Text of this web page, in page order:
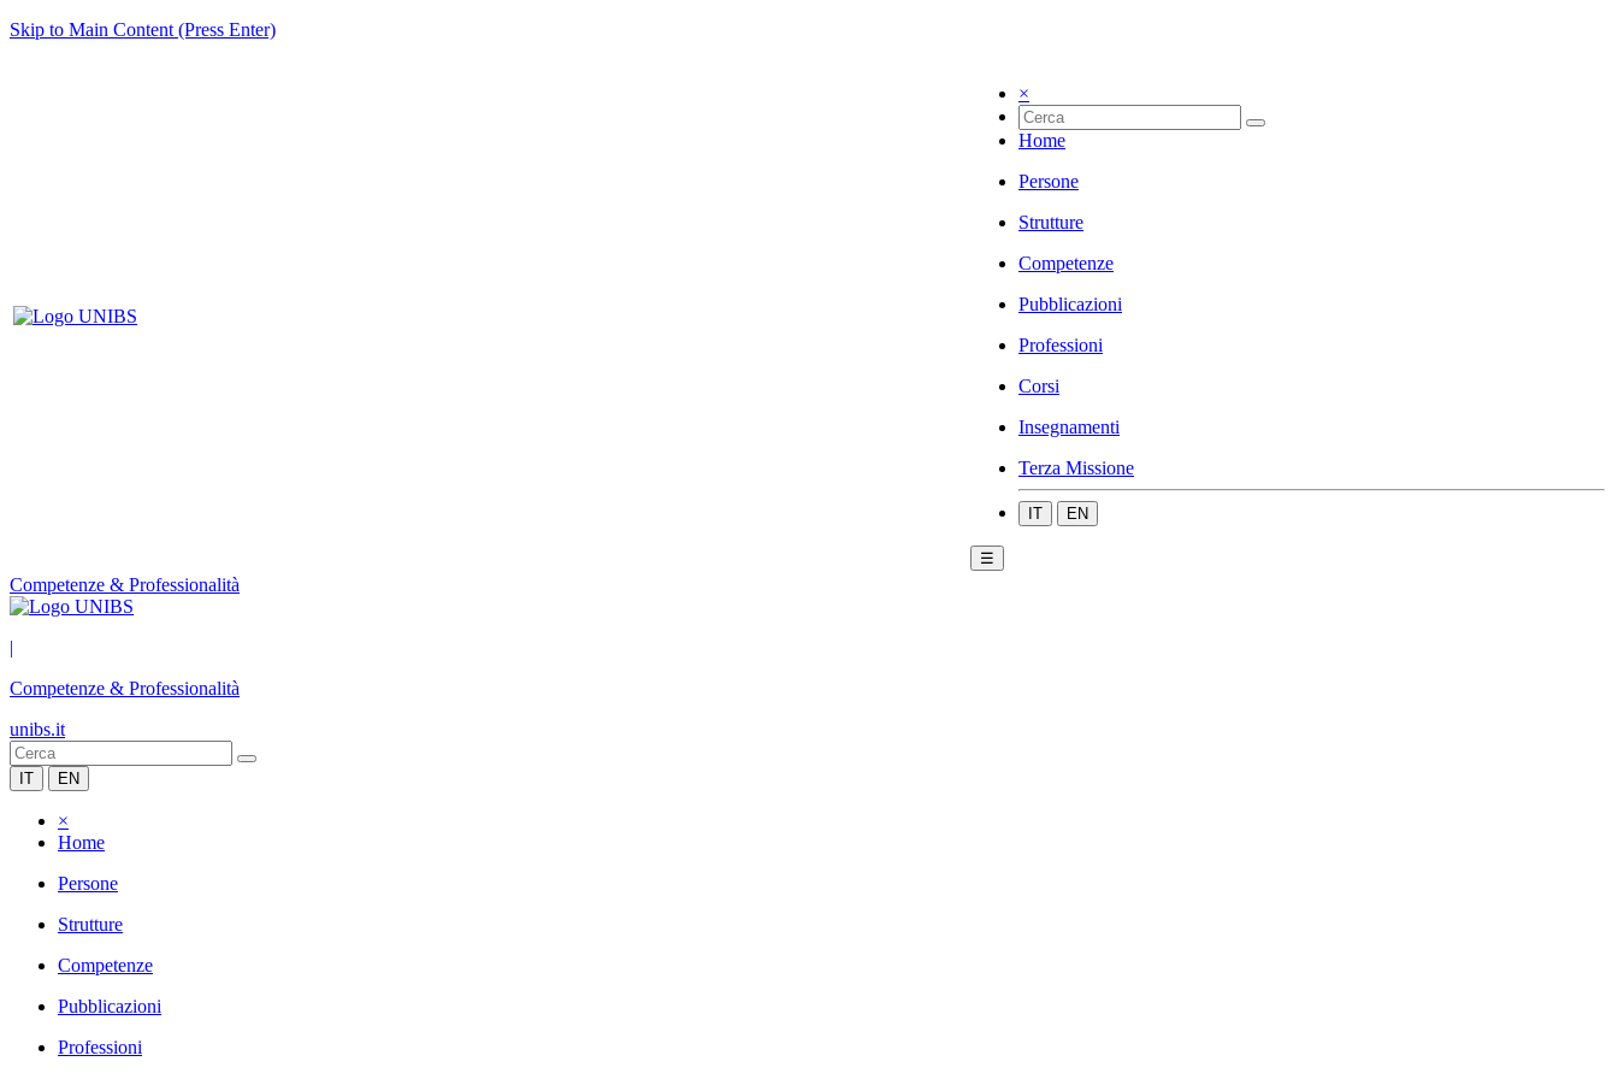
Skip to Main Content (Press Enter)
×
Home
Persone
Strutture
Competenze
Pubblicazioni
Professioni
Corsi
Insegnamenti
Terza Missione
IT EN
☰
Competenze & Professionalità
|
Competenze & Professionalità
unibs.it
IT EN
×
Home
Persone
Strutture
Competenze
Pubblicazioni
Professioni